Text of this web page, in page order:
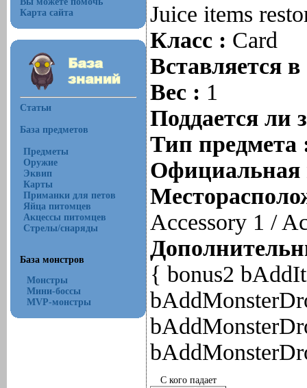
Карта сайта
Статьи
База предметов
Предметы
Оружие
Эквип
Карты
Приманки для петов
Яйца питомцев
Акцессы питомцев
Стрелы/снаряды
База монстров
Монстры
Мини-боссы
MVP-монстры
Juice items
Класс : Card
Вставляется
Вес : 1
Поддается ли
Тип
Accessory 1 /
{ bonus2
С кого падает